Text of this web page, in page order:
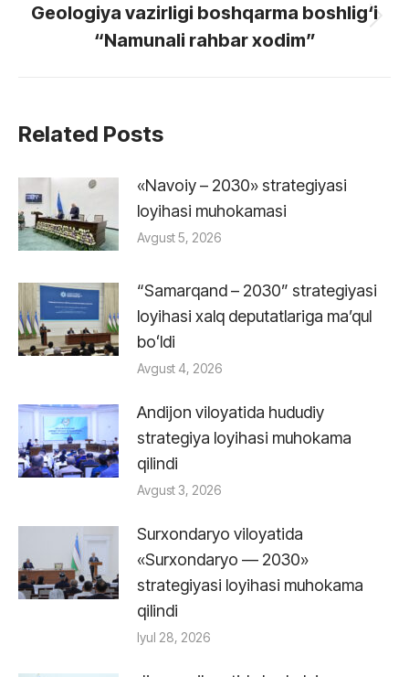
post:
Geologiya vazirligi boshqarma boshlig‘i
“Namunali rahbar xodim”
Related Posts
«Navoiy – 2030» strategiyasi
loyihasi muhokamasi
Avgust 5, 2026
“Samarqand – 2030” strategiyasi
loyihasi xalq deputatlariga maʼqul
boʻldi
Avgust 4, 2026
Andijon viloyatida hududiy
strategiya loyihasi muhokama
qilindi
Avgust 3, 2026
Surxondaryo viloyatida
«Surxondaryo — 2030»
strategiyasi loyihasi muhokama
qilindi
Iyul 28, 2026